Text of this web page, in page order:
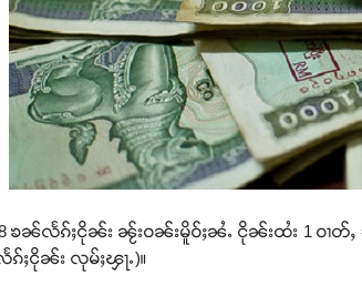
ၶၼ်လႅၵ်ႈငိုၼ်း ၼႂ်းဝၼ်းမိူဝ်ႈၼႆႉ ငိုၼ်းထႆး 1 ဝၢတ်ႇ =
လႅၵ်ႈငိုၼ်း လုမ်ႈၾႃႉ)။